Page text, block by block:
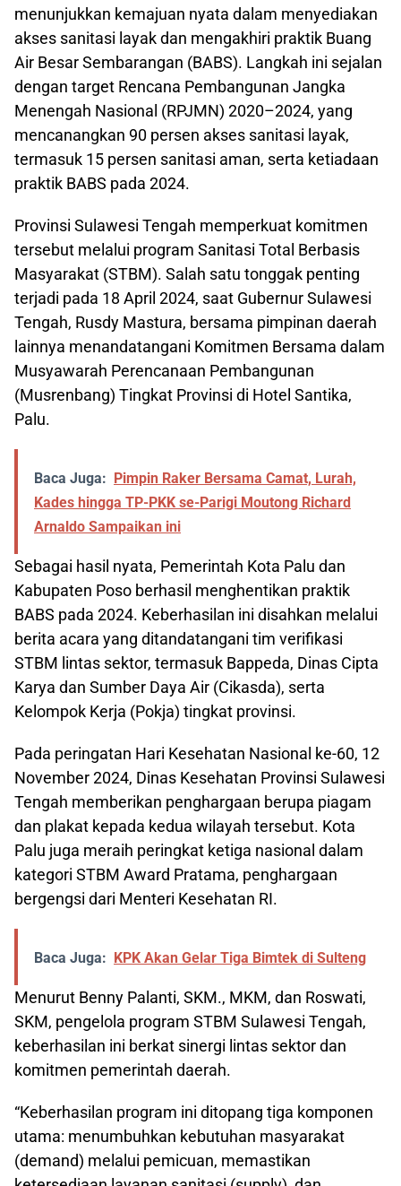
menunjukkan kemajuan nyata dalam menyediakan
akses sanitasi layak dan mengakhiri praktik Buang
Air Besar Sembarangan (BABS). Langkah ini sejalan
dengan target Rencana Pembangunan Jangka
Menengah Nasional (RPJMN) 2020–2024, yang
mencanangkan 90 persen akses sanitasi layak,
termasuk 15 persen sanitasi aman, serta ketiadaan
praktik BABS pada 2024.
Provinsi Sulawesi Tengah memperkuat komitmen
tersebut melalui program Sanitasi Total Berbasis
Masyarakat (STBM). Salah satu tonggak penting
terjadi pada 18 April 2024, saat Gubernur Sulawesi
Tengah, Rusdy Mastura, bersama pimpinan daerah
lainnya menandatangani Komitmen Bersama dalam
Musyawarah Perencanaan Pembangunan
(Musrenbang) Tingkat Provinsi di Hotel Santika,
Palu.
Baca Juga: Pimpin Raker Bersama Camat, Lurah,
Kades hingga TP-PKK se-Parigi Moutong Richard
Arnaldo Sampaikan ini
Sebagai hasil nyata, Pemerintah Kota Palu dan
Kabupaten Poso berhasil menghentikan praktik
BABS pada 2024. Keberhasilan ini disahkan melalui
berita acara yang ditandatangani tim verifikasi
STBM lintas sektor, termasuk Bappeda, Dinas Cipta
Karya dan Sumber Daya Air (Cikasda), serta
Kelompok Kerja (Pokja) tingkat provinsi.
Pada peringatan Hari Kesehatan Nasional ke-60, 12
November 2024, Dinas Kesehatan Provinsi Sulawesi
Tengah memberikan penghargaan berupa piagam
dan plakat kepada kedua wilayah tersebut. Kota
Palu juga meraih peringkat ketiga nasional dalam
kategori STBM Award Pratama, penghargaan
bergengsi dari Menteri Kesehatan RI.
Baca Juga: KPK Akan Gelar Tiga Bimtek di Sulteng
Menurut Benny Palanti, SKM., MKM, dan Roswati,
SKM, pengelola program STBM Sulawesi Tengah,
keberhasilan ini berkat sinergi lintas sektor dan
komitmen pemerintah daerah.
“Keberhasilan program ini ditopang tiga komponen
utama: menumbuhkan kebutuhan masyarakat
(demand) melalui pemicuan, memastikan